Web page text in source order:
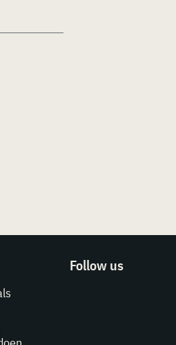
Follow us